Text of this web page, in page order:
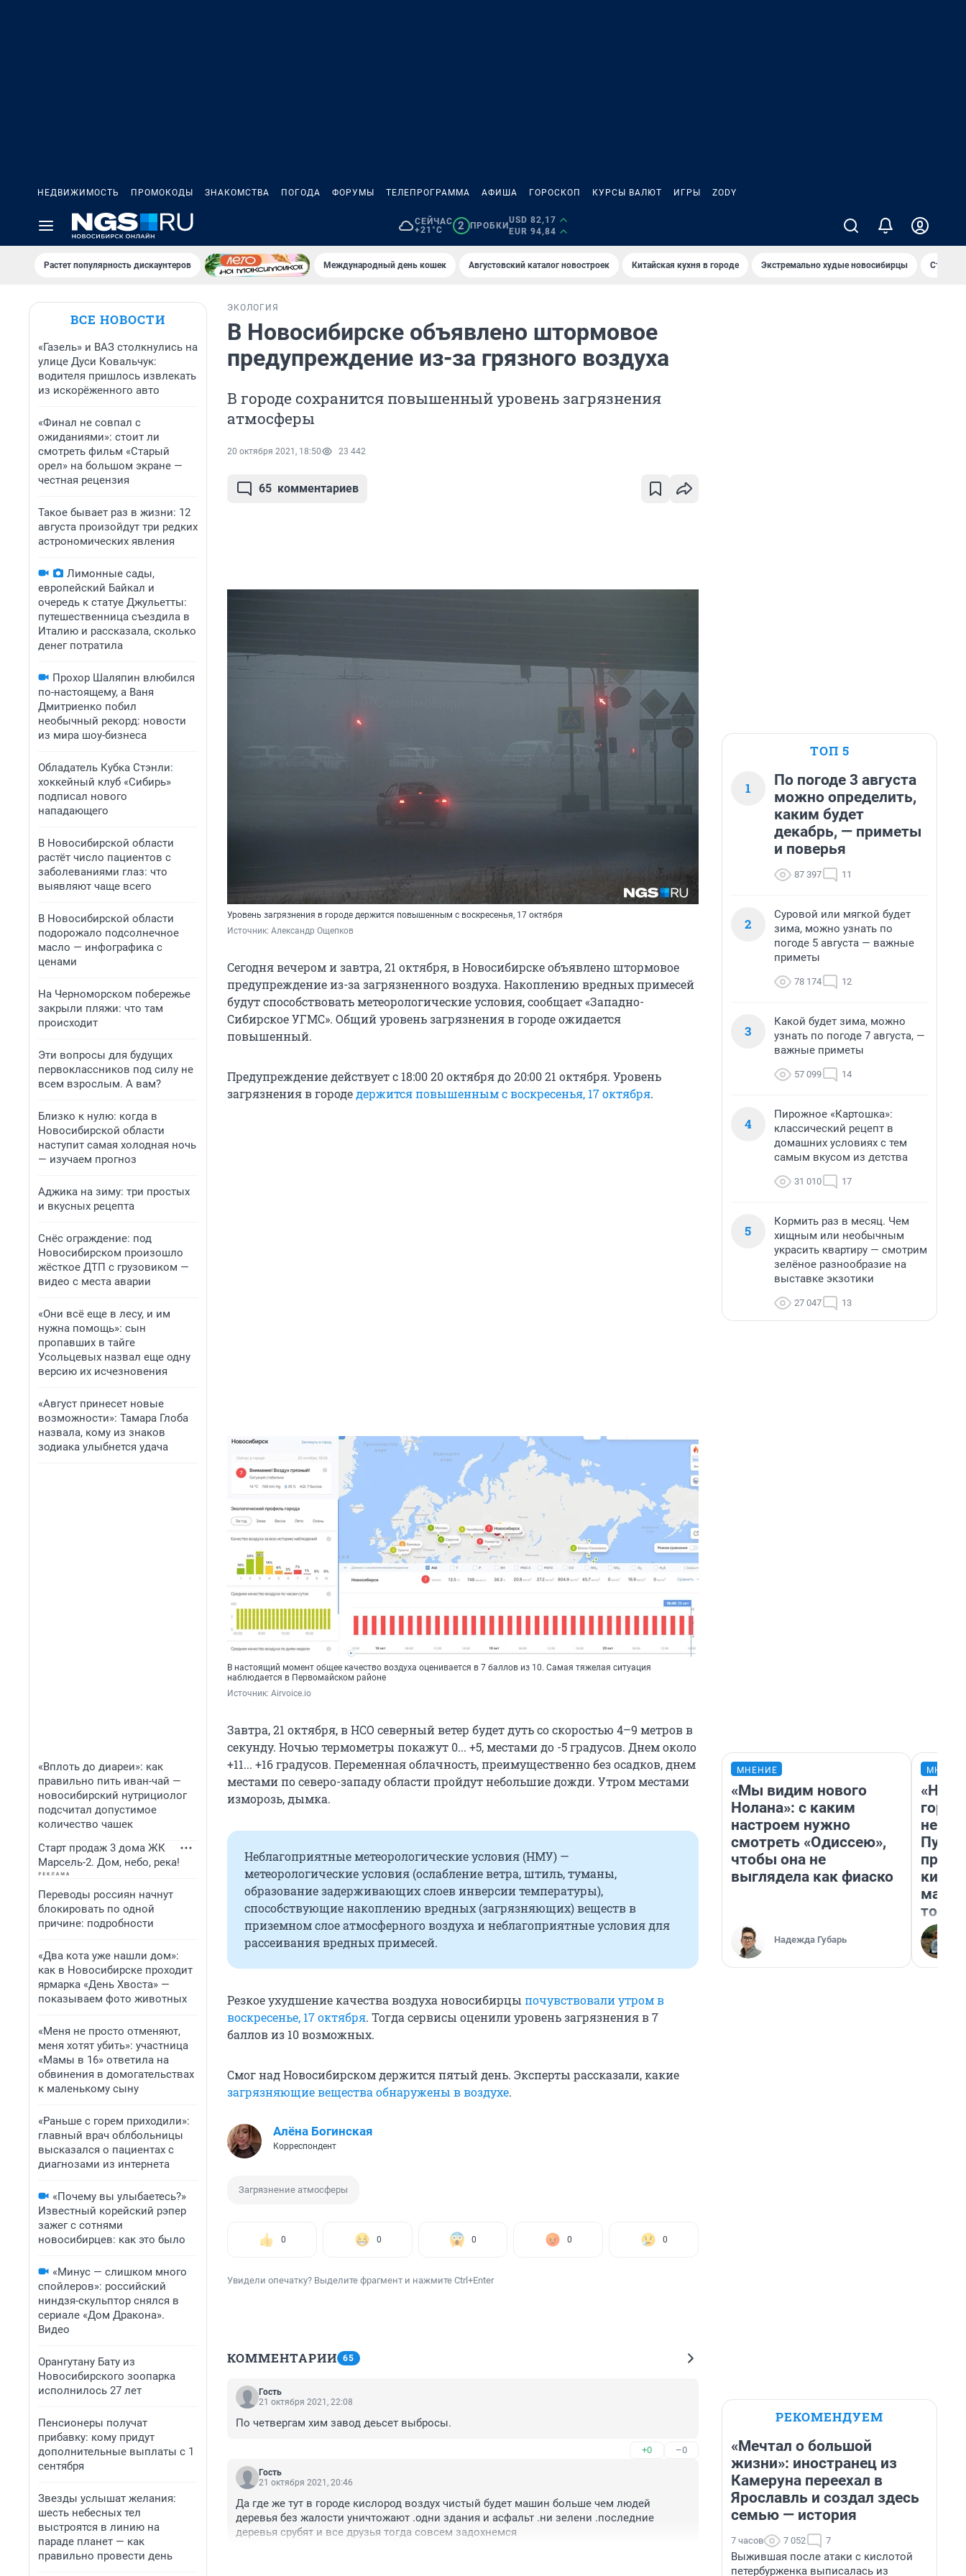
НЕДВИЖИМОСТЬ ПРОМОКОДЫ ЗНАКОМСТВА ПОГОДА ФОРУМЫ ТЕЛЕПРОГРАММА АФИША ГОРОСКОП КУРСЫ ВАЛЮТ ИГРЫ ZODY
СЕЙЧАС
+21°C
2 ПРОБКИ
USD 82,17
EUR 94,84
Растет популярность дискаунтеров Международный день кошек Августовский каталог новостроек Китайская кухня в городе Экстремально худые новосибирцы Старт
ВСЕ НОВОСТИ
«Газель» и ВАЗ столкнулись на
улице Дуси Ковальчук:
водителя пришлось извлекать
из искорёженного авто
«Финал не совпал с
ожиданиями»: стоит ли
смотреть фильм «Старый
орел» на большом экране —
честная рецензия
Такое бывает раз в жизни: 12
августа произойдут три редких
астрономических явления
Лимонные сады,
европейский Байкал и
очередь к статуе Джульетты:
путешественница съездила в
Италию и рассказала, сколько
денег потратила
Прохор Шаляпин влюбился
по-настоящему, а Ваня
Дмитриенко побил
необычный рекорд: новости
из мира шоу-бизнеса
Обладатель Кубка Стэнли:
хоккейный клуб «Сибирь»
подписал нового
нападающего
В Новосибирской области
растёт число пациентов с
заболеваниями глаз: что
выявляют чаще всего
В Новосибирской области
подорожало подсолнечное
масло — инфографика с
ценами
На Черноморском побережье
закрыли пляжи: что там
происходит
Эти вопросы для будущих
первоклассников под силу не
всем взрослым. А вам?
Близко к нулю: когда в
Новосибирской области
наступит самая холодная ночь
— изучаем прогноз
Аджика на зиму: три простых
и вкусных рецепта
Снёс ограждение: под
Новосибирском произошло
жёсткое ДТП с грузовиком —
видео с места аварии
«Они всё еще в лесу, и им
нужна помощь»: сын
пропавших в тайге
Усольцевых назвал еще одну
версию их исчезновения
«Август принесет новые
возможности»: Тамара Глоба
назвала, кому из знаков
зодиака улыбнется удача
«Вплоть до диареи»: как
правильно пить иван-чай —
новосибирский нутрициолог
подсчитал допустимое
количество чашек
Старт продаж 3 дома ЖК
Марсель-2. Дом, небо, река!
Переводы россиян начнут
блокировать по одной
причине: подробности
«Два кота уже нашли дом»:
как в Новосибирске проходит
ярмарка «День Хвоста» —
показываем фото животных
«Меня не просто отменяют,
меня хотят убить»: участница
«Мамы в 16» ответила на
обвинения в домогательствах
к маленькому сыну
«Раньше с горем приходили»:
главный врач облбольницы
высказался о пациентах с
диагнозами из интернета
«Почему вы улыбаетесь?»
Известный корейский рэпер
зажег с сотнями
новосибирцев: как это было
«Минус — слишком много
спойлеров»: российский
ниндзя-скульптор снялся в
сериале «Дом Дракона».
Видео
Орангутану Бату из
Новосибирского зоопарка
исполнилось 27 лет
Пенсионеры получат
прибавку: кому придут
дополнительные выплаты с 1
сентября
Звезды услышат желания:
шесть небесных тел
выстроятся в линию на
параде планет — как
правильно провести день
ЭКОЛОГИЯ
В Новосибирске объявлено штормовое
предупреждение из-за грязного воздуха
В городе сохранится повышенный уровень загрязнения
атмосферы
20 октября 2021, 18:50 23 442
65 комментариев
Уровень загрязнения в городе держится повышенным с воскресенья, 17 октября
Источник: Александр Ощепков
Сегодня вечером и завтра, 21 октября, в Новосибирске объявлено штормовое
предупреждение из-за загрязненного воздуха. Накоплению вредных примесей
будут способствовать метеорологические условия, сообщает «Западно-
Сибирское УГМС». Общий уровень загрязнения в городе ожидается
повышенный.
Предупреждение действует с 18:00 20 октября до 20:00 21 октября. Уровень
загрязнения в городедержится повышенным с воскресенья, 17 октября.
В настоящий момент общее качество воздуха оценивается в 7 баллов из 10. Самая тяжелая ситуация
наблюдается в Первомайском районе
Источник: Airvoice.io
Завтра, 21 октября, в НСО северный ветер будет дуть со скоростью 4–9 метров в
секунду. Ночью термометры покажут 0... +5, местами до -5 градусов. Днем около
+11... +16 градусов. Переменная облачность, преимущественно без осадков, днем
местами по северо-западу области пройдут небольшие дожди. Утром местами
изморозь, дымка.
Неблагоприятные метеорологические условия (НМУ) —
метеорологические условия (ослабление ветра, штиль, туманы,
образование задерживающих слоев инверсии температуры),
способствующие накоплению вредных (загрязняющих) веществ в
приземном слое атмосферного воздуха и неблагоприятные условия для
рассеивания вредных примесей.
Резкое ухудшение качества воздуха новосибирцы почувствовали утром в
воскресенье, 17 октября. Тогда сервисы оценили уровень загрязнения в 7
баллов из 10 возможных.
Смог над Новосибирском держится пятый день. Эксперты рассказали, какие
загрязняющие вещества обнаружены в воздухе.
Алёна Богинская
Корреспондент
Загрязнение атмосферы
0 0 0 0 0
Увидели опечатку? Выделите фрагмент и нажмите Ctrl+Enter
КОММЕНТАРИИ 65
Гость
21 октября 2021, 22:08
По четвергам хим завод деьсет выбросы.
+0 –0
Гость
21 октября 2021, 20:46
Да где же тут в городе кислород воздух чистый будет машин больше чем людей
деревья без жалости уничтожают .одни здания и асфальт .ни зелени .последние
деревья срубят и все друзья тогда совсем задохнемся
ТОП 5
1
По погоде 3 августа
можно определить,
каким будет
декабрь, — приметы
и поверья
87 397 11
2
Суровой или мягкой будет
зима, можно узнать по
погоде 5 августа — важные
приметы
78 174 12
3
Какой будет зима, можно
узнать по погоде 7 августа, —
важные приметы
57 099 14
4
Пирожное «Картошка»:
классический рецепт в
домашних условиях с тем
самым вкусом из детства
31 010 17
5
Кормить раз в месяц. Чем
хищным или необычным
украсить квартиру — смотрим
зелёное разнообразие на
выставке экзотики
27 047 13
МНЕНИЕ
«Мы видим нового
Нолана»: с каким
настроем нужно
смотреть «Одиссею»,
чтобы она не
выглядела как фиаско
Надежда Губарь
«Нет
того
РЕКОМЕНДУЕМ
«Мечтал о большой
жизни»: иностранец из
Камеруна переехал в
Ярославль и создал здесь
семью — история
7 часов 7 052 7
Выжившая после атаки с кислотой
петербурженка выписалась из